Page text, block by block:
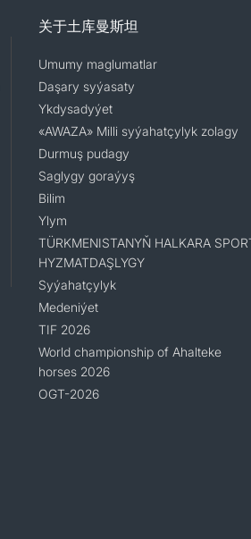
关于土库曼斯坦
Umumy maglumatlar
Daşary syýasaty
Ykdysadyýet
«AWAZA» Milli syýahatçylyk zolagy
Durmuş pudagy
Saglygy goraýyş
Bilim
Ylym
TÜRKMENISTANYŇ HALKARA
HYZMATDAŞLYGY
Syýahatçylyk
Medeniýet
TIF 2026
World championship of Ahalteke
horses 2026
OGT-2026